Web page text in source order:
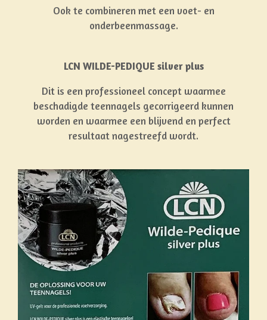
Ook te combineren met een voet- en
onderbeenmassage.
LCN WILDE-PEDIQUE silver plus
Dit is een professioneel concept waarmee
beschadigde teennagels gecorrigeerd kunnen
worden en waarmee een blijvend en perfect
resultaat nagestreefd wordt.